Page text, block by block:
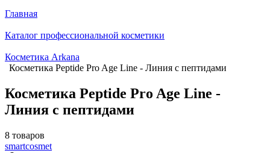
Главная
Каталог профессиональной косметики
Косметика Arkana
Косметика Peptide Pro Age Line - Линия с пептидами
Косметика Peptide Pro Age Line -
Линия с пептидами
8 товаров
smartcosmet